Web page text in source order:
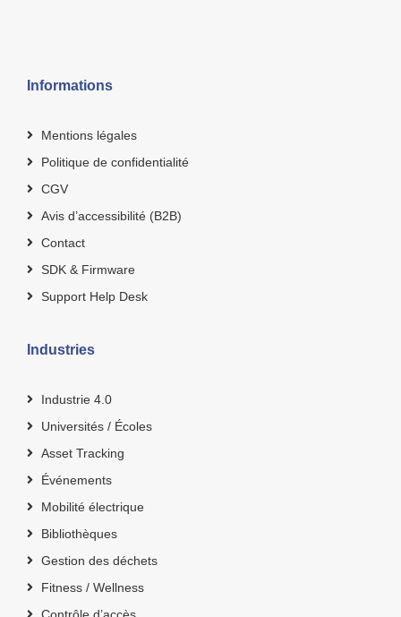
Informations
Mentions légales
Politique de confidentialité
CGV
Avis d’accessibilité (B2B)
Contact
SDK & Firmware
Support Help Desk
Industries
Industrie 4.0
Universités / Écoles
Asset Tracking
Événements
Mobilité électrique
Bibliothèques
Gestion des déchets
Fitness / Wellness
Contrôle d’accès